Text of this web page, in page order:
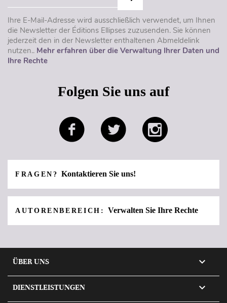
Ihre E-Mail-Adresse wird ausschließlich verwendet, um Ihnen
die Newsletter der Éditions Ellipses zuzusenden. Sie können
jederzeit den in der Newsletter enthaltenen Abmeldelink
nutzen.. Mehr erfahren über die Verwaltung Ihrer Daten und
Ihre Rechte
Folgen Sie uns auf
FRAGEN?Kontaktieren Sie uns!
AUTORENBEREICH:Verwalten Sie Ihre Rechte
ÜBER UNS 
DIENSTLEISTUNGEN 